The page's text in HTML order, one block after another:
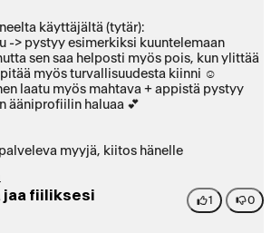
käyttäjältä (tytär):
-> pystyy esimerkiksi kuuntelemaan
sen saa helposti myös pois, kun ylittää
myös turvallisuudesta kiinni ☺️
laatu myös mahtava + appistä pystyy
ääniprofiilin haluaa 💕
myyjä, kiitos hänelle
jaa fiiliksesi 1 0